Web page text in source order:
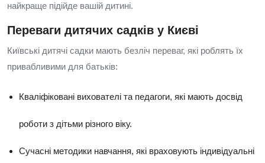
найкраще підійде вашій дитині.
Переваги дитячих садків у Києві
Київські дитячі садки мають безліч переваг, які роблять їх
привабливими для батьків:
Кваліфіковані вихователі та педагоги, які мають досвід
роботи з дітьми різного віку.
Сучасні методики навчання, які враховують індивідуальні